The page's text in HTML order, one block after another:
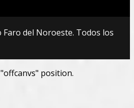
del Noroeste. Todos los
position.